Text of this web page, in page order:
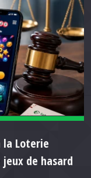
la Loterie
de hasard